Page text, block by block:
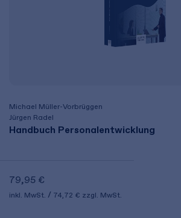
Michael Müller-Vorbrüggen
Jürgen Radel
Handbuch Personalentwicklung
79,95 €
inkl. MwSt. 74,72 € zzgl. MwSt.